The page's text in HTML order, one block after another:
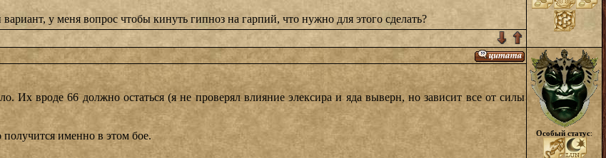
у меня вопрос чтобы кинуть гипноз на гарпий, что нужно для этого сделать?
Их вроде 66 должно остаться (я не проверял влияние элексира и яда выверн, но зависит все от силы
получится именно в этом бое. Особый статус: